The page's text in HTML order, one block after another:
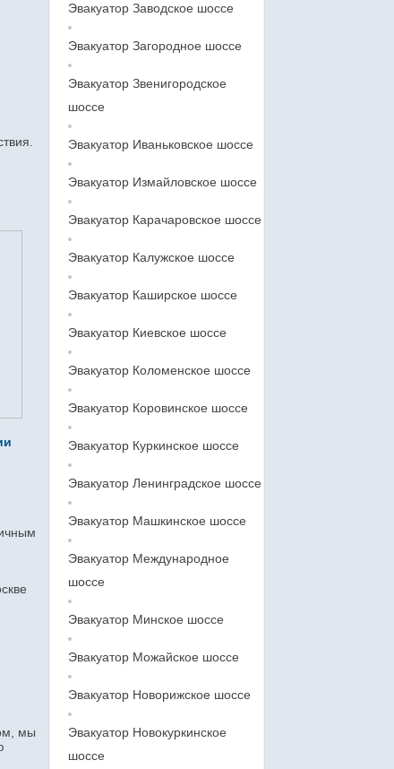
мы
Эвакуатор Заводское шоссе
Эвакуатор Загородное шоссе
Эвакуатор Звенигородское
шоссе
Эвакуатор Иваньковское шоссе
Эвакуатор Измайловское шоссе
Эвакуатор Карачаровское шоссе
Эвакуатор Калужское шоссе
Эвакуатор Каширское шоссе
Эвакуатор Киевское шоссе
Эвакуатор Коломенское шоссе
Эвакуатор Коровинское шоссе
Эвакуатор Куркинское шоссе
Эвакуатор Ленинградское шоссе
Эвакуатор Машкинское шоссе
Эвакуатор Международное
шоссе
Эвакуатор Минское шоссе
Эвакуатор Можайское шоссе
Эвакуатор Новорижское шоссе
Эвакуатор Новокуркинское
шоссе